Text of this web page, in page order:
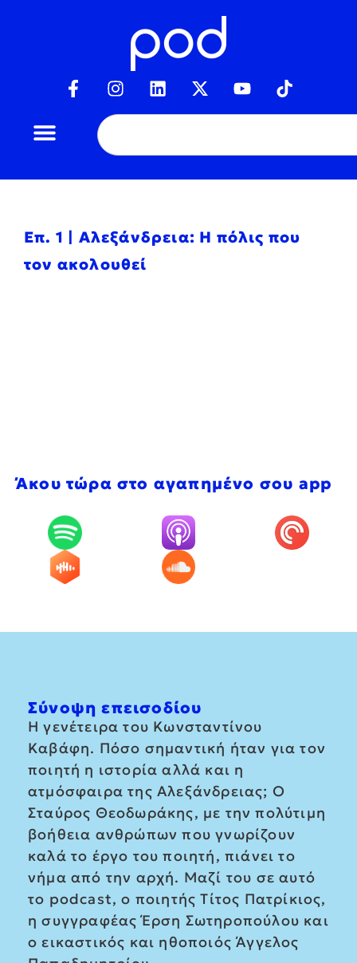
Επ. 1 | Αλεξάνδρεια: Η πόλις που
τον ακολουθεί
Άκου τώρα στο αγαπημένο σου app
Σύνοψη επεισοδίου
Η γενέτειρα του Κωνσταντίνου
Καβάφη. Πόσο σημαντική ήταν για τον
ποιητή η ιστορία αλλά και η
ατμόσφαιρα της Αλεξάνδρειας; Ο
Σταύρος Θεοδωράκης, με την πολύτιμη
βοήθεια ανθρώπων που γνωρίζουν
καλά το έργο του ποιητή, πιάνει το
νήμα από την αρχή. Μαζί του σε αυτό
το podcast, ο ποιητής Τίτος Πατρίκιος,
η συγγραφέας Έρση Σωτηροπούλου και
ο εικαστικός και ηθοποιός Άγγελος